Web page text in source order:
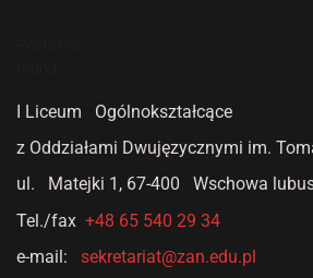
I Liceum Ogólnokształcące
z Oddziałami Dwujęzycznymi im.
ul. Matejki 1, 67-400 Wschowa
Tel./fax +48 65 540 29 34
e-mail: sekretariat@zan.edu.pl